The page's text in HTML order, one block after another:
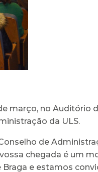
março, no Auditório
da ULS.
de
chegada é um
e estamos